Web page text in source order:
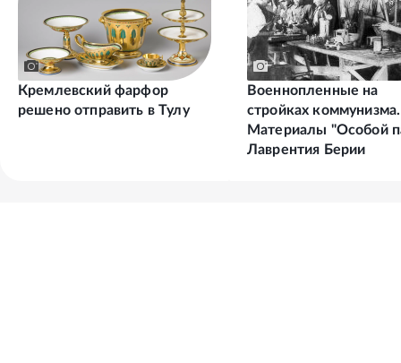
Кремлевский фарфор
решено отправить в Тулу
Военнопленные на
стройках коммунизма.
Материалы "Особой
Лаврентия Берии